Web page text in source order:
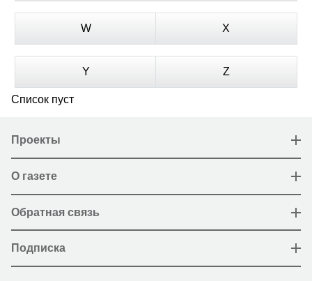
W X
Y Z
Список пуст
Проекты
О газете
Обратная связь
Подписка